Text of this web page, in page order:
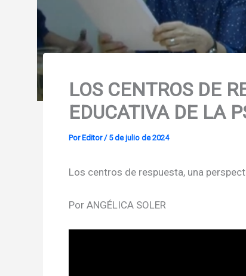
LOS CENTROS DE
EDUCATIVA DE LA
Por Editor/ 5 de julio de 2024
Los centros de respuesta, una
Por ANGÉLICA SOLER